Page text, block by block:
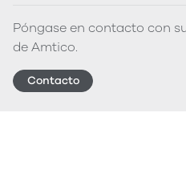
Póngase en contacto con
de Amtico.
Contacto